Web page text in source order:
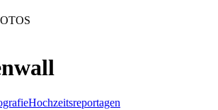
Hochzeitsreportagen